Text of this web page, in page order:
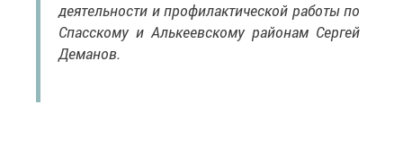
деятельности и профилактической работы по
Спасскому и Алькеевскому районам Сергей
Деманов.